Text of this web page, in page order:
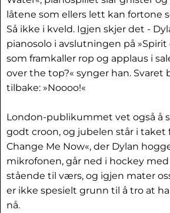
låtene som ellers lett kan fortone
Så ikke i kveld. Igjen skjer det -
pianosolo i avslutningen på
som framkaller rop og applaus i
over the top?« synger han. Svaret
tilbake: »Noooo!«
London-publikummet vet også å
godt croon, og jubelen står i taket
Change Me Now«, der Dylan
mikrofonen, går ned i hockey
stående til værs, og igjen mater
er ikke spesielt grunn til å tro at
nå.